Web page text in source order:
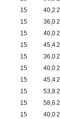
15 40,2
15 36,0
15 40,0
15 45,4
15 36,0
15 40,0
15 45,4
15 53,8
15 58,6
15 40,0